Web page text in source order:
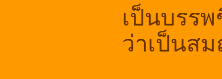
เป็นบรร
ว่าเป็นส